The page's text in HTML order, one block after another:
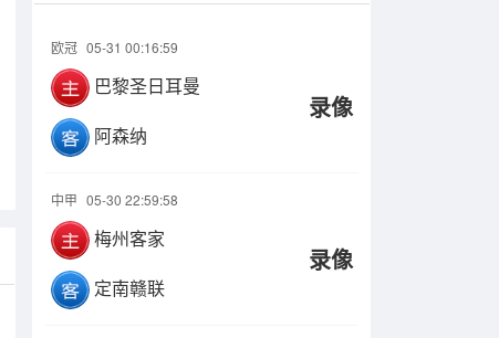
欧冠 05-31 00:16:59
巴黎圣日耳曼
阿森纳
录像
中甲 05-30 22:59:58
梅州客家
定南赣联
录像